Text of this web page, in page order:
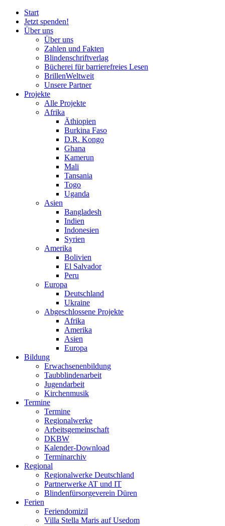
Start
Jetzt spenden!
Über uns
Über uns
Zahlen und Fakten
Blindenschriftverlag
Bücherei fürbarrierefreies Lesen
BrillenWeltweit
Unsere Partner
Projekte
Alle Projekte
Afrika
Äthiopien
Burkina Faso
D.R. Kongo
Ghana
Kamerun
Mali
Tansania
Togo
Uganda
Asien
Bangladesh
Indien
Indonesien
Syrien
Amerika
Bolivien
El Salvador
Peru
Europa
Deutschland
Ukraine
Abgeschlossene Projekte
Afrika
Amerika
Asien
Europa
Bildung
Erwachsenenbildung
Taubblindenarbeit
Jugendarbeit
Kirchenmusik
Termine
Termine
Regionalwerke
Arbeitsgemeinschaft
DKBW
Kalender-Download
Terminarchiv
Regional
Regionalwerke Deutschland
Partnerwerke AT und IT
Blindenfürsorgeverein Düren
Ferien
Feriendomizil
Villa Stella Maris auf Usedom